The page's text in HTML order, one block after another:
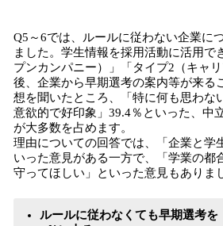
Q5～6では、ルールに従わない企業に
ました。学生情報を採用活動に活用で
プンカンパニー）」「タイプ2（キャ
後、企業から早期選考の案内等が来る
想を聞いたところ、「特に何も思わな
意欲的で好印象」39.4％といった、中
が大多数を占めます。
理由についての回答では、「企業と学
いった意見がある一方で、「学業の都
守ってほしい」といった意見もありま
ルールに従わなくても早期選考を